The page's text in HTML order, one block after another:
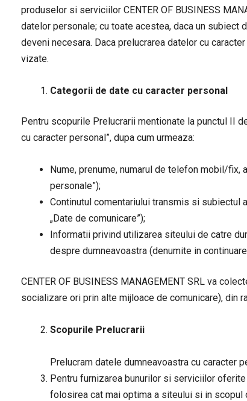
produselor si serviciilor CENTER OF BUSINESS
datelor personale; cu toate acestea, daca un
deveni necesara. Daca prelucrarea datelor cu
vizate.
Categorii de date cu caracter personal
Pentru scopurile Prelucrarii mentionate la punctul II
cu caracter personal”, dupa cum urmeaza:
Nume, prenume, numarul de telefon mobil/
personale”);
Continutul comentariului transmis si subiectul
„Date de comunicare”);
Informatii privind utilizarea siteului de catre
despre dumneavoastra (denumite in
CENTER OF BUSINESS MANAGEMENT SRL va
socializare ori prin alte mijloace de comunicare),
Scopurile Prelucrarii
Prelucram datele dumneavoastra cu caracter
Pentru furnizarea bunurilor si serviciilor
folosirea cat mai optima a siteului si in scopul